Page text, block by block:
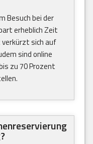
Besuch bei der
erheblich Zeit
verkürzt sich auf
sind online
zu 70 Prozent